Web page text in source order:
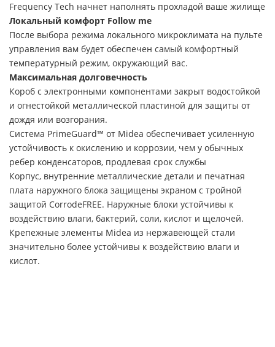
Frequency Tech начнет наполнять прохладой ваше жилище
Локальный комфорт Follow me
После выбора режима локального микроклимата на пульте
управления вам будет обеспечен самый комфортный
температурный режим, окружающий вас.
Максимальная долговечность
Короб с электронными компонентами закрыт водостойкой
и огнестойкой металлической пластиной для защиты от
дождя или возгорания.
Система PrimeGuard™ от Midea обеспечивает усиленную
устойчивость к окислению и коррозии, чем у обычных
ребер конденсаторов, продлевая срок службы
Корпус, внутренние металлические детали и печатная
плата наружного блока защищены экраном с тройной
защитой CorrodeFREE. Наружные блоки устойчивы к
воздействию влаги, бактерий, соли, кислот и щелочей.
Крепежные элементы Midea из нержавеющей стали
значительно более устойчивы к воздействию влаги и
кислот.